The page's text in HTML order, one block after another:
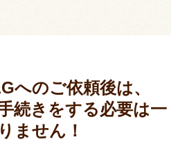
へのご依頼後は、
続きをする必要は一
ません！